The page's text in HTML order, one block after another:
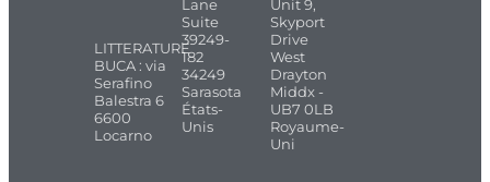
LITTERATURE
BUCA : via
Serafino
Balestra 6
6600
Locarno
Lane
Suite
39249-
182
34249
Sarasota
États-
Unis
Unit 9,
Skyport
Drive
West
Drayton
Middx -
UB7 0LB
Royaume-
Uni